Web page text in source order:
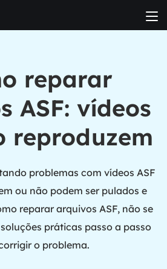
reparar
ASF: vídeos
reproduzem
problemas com vídeos ASF
ou não podem ser pulados e
reparar arquivos ASF, não se
práticas passo a passo
o problema.